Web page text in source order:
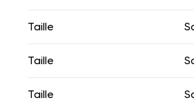
Taille
Taille
Taille